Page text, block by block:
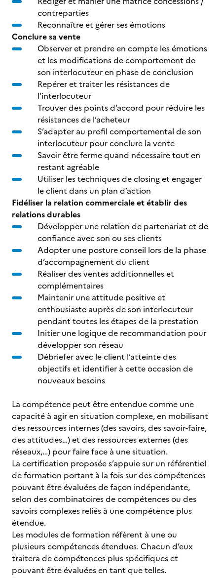
contreparties
Reconnaître et gérer ses émotions
Conclure sa vente
Observer et prendre en compte les émotions
et les modifications de comportement de
son interlocuteur en phase de conclusion
Repérer et traiter les résistances de
l’interlocuteur
Trouver des points d’accord pour réduire les
résistances de l’acheteur
S’adapter au profil comportemental de son
interlocuteur pour conclure la vente
Savoir être ferme quand nécessaire tout en
restant agréable
Utiliser les techniques de closing et engager
le client dans un plan d’action
Fidéliser la relation commerciale et établir des
relations durables
Développer une relation de partenariat et de
confiance avec son ou ses clients
Adopter une posture conseil lors de la phase
d’accompagnement du client
Réaliser des ventes additionnelles et
complémentaires
Maintenir une attitude positive et
enthousiaste auprès de son interlocuteur
pendant toutes les étapes de la prestation
Initier une logique de recommandation pour
développer son réseau
Débriefer avec le client l’atteinte des
objectifs et identifier à cette occasion de
nouveaux besoins
La compétence peut être entendue comme une
capacité à agir en situation complexe, en mobilisant
des ressources internes (des savoirs, des savoir-faire,
des attitudes…) et des ressources externes (des
réseaux,…) pour faire face à une situation.
La certification proposée s’appuie sur un référentiel
de formation portant à la fois sur des compétences
pouvant être évaluées de façon indépendante,
selon des combinatoires de compétences ou des
savoirs complexes reliés à une compétence plus
étendue.
Les modules de formation réfèrent à une ou
plusieurs compétences étendues. Chacun d’eux
traitera de compétences plus spécifiques et
pouvant être évaluées en tant que telles.